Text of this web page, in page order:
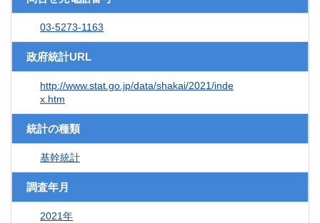
03-5273-1163
政府統計URL
http://www.stat.go.jp/data/shakai/2021/inde
x.htm
統計の種類
基幹統計
調査年月
2021年